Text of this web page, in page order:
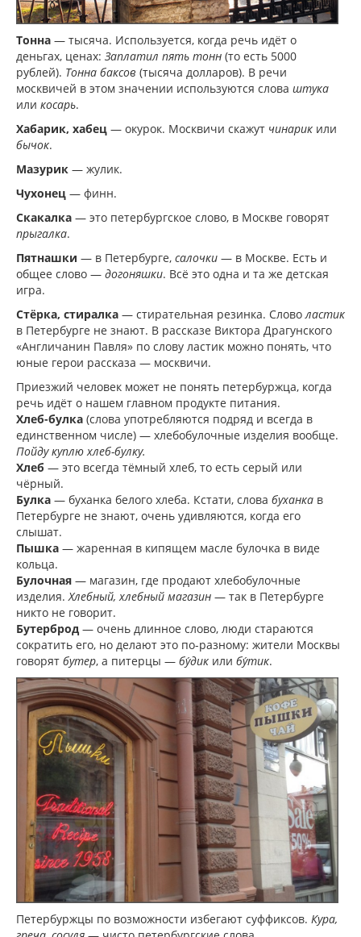
Тонна — тысяча. Используется, когда речь идёт о
деньгах, ценах: Заплатил пять тонн (то есть 5000
рублей). Тонна баксов (тысяча долларов). В речи
москвичей в этом значении используются слова штука
или косарь.
Хабарик, хабец — окурок. Москвичи скажут чинарик или
бычок.
Мазурик — жулик.
Чухонец — финн.
Скакалка — это петербургское слово, в Москве говорят
прыгалка.
Пятнашки — в Петербурге, салочки — в Москве. Есть и
общее слово — догоняшки. Всё это одна и та же детская
игра.
Стёрка, стиралка — стирательная резинка. Словоластик
в Петербурге не знают. В рассказе Виктора Драгунского
«Англичанин Павля» по слову ластик можно понять, что
юные герои рассказа — москвичи.
Приезжий человек может не понять петербуржца, когда
речь идёт о нашем главном продукте питания.
Хлеб-булка (слова употребляются подряд и всегда в
единственном числе) — хлебобулочные изделия вообще.
Пойду куплю хлеб-булку.
Хлеб — это всегда тёмный хлеб, то есть серый или
чёрный.
Булка — буханка белого хлеба. Кстати, слова буханка в
Петербурге не знают, очень удивляются, когда его
слышат.
Пышка — жаренная в кипящем масле булочка в виде
кольца.
Булочная — магазин, где продают хлебобулочные
изделия.Хлебный, хлебный магазин — так в Петербурге
никто не говорит.
Бутерброд — очень длинное слово, люди стараются
сократить его, но делают это по-разному: жители Москвы
говорят бутер, а питерцы — бу́дик или бу́тик.
Петербуржцы по возможности избегают суффиксов. Кура,